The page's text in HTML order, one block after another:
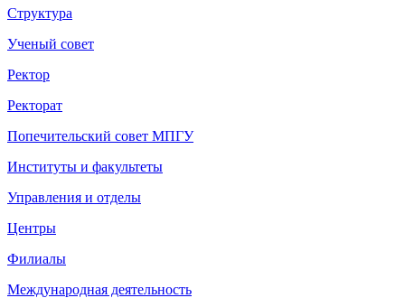
Структура
Ученый совет
Ректор
Ректорат
Попечительский совет МПГУ
Институты и факультеты
Управления и отделы
Центры
Филиалы
Международная деятельность